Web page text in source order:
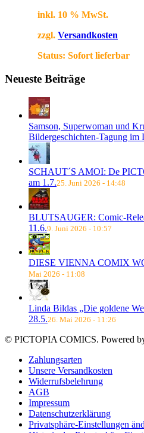
inkl. 10 % MwSt.
zzgl. Versandkosten
Status: Sofort lieferbar
Neueste Beiträge
Samson, Superwoman und
Bildergeschichten-Tagung im
SCHAUT´S AMOI: De
am 1.7.25. Juni 2026 - 14:48
BLUTSAUGER: Comic-
11.6.9. Juni 2026 - 10:57
DIESE VIENNA COMIX
Mai 2026 - 11:08
Linda Bildas „Die goldene
28.5.26. Mai 2026 - 11:26
© PICTOPIA COMICS. Powered
Zahlungsarten
Unsere Versandkosten
Widerrufsbelehrung
AGB
Impressum
Datenschutzerklärung
Privatsphäre-Einstellungen